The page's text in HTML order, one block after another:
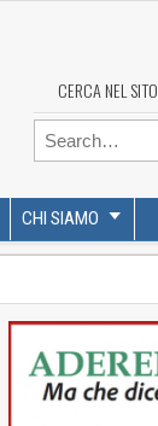
CERCA NEL SITO
Search for:
CHI SIAMO